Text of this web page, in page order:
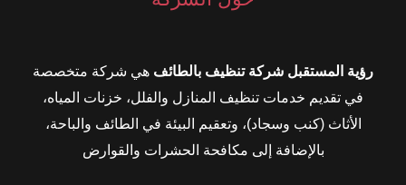
رؤية المستقبل شركة تنظيف بالطائف هي شركة متخصصة
في تقديم خدمات تنظيف المنازل والفلل، خزنات المياه،
الأثاث (كنب وسجاد)، وتعقيم البيئة في الطائف والباحة،
بالإضافة إلى مكافحة الحشرات والقوارض